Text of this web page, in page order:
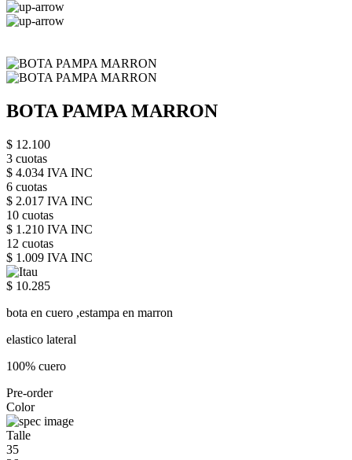
BOTA PAMPA MARRON
$ 12.100
3 cuotas
$ 4.034 IVA INC
6 cuotas
$ 2.017 IVA INC
10 cuotas
$ 1.210 IVA INC
12 cuotas
$ 1.009 IVA INC
$ 10.285
bota en cuero ,estampa en marron
elastico lateral
100% cuero
Pre-order
Color
Talle
35